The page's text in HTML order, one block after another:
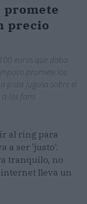
promete
precio
euros que daba
promete los
pista jugosa sobre el
los fans.
al ring para
a ser 'justo'.
tranquilo, no
lleva un